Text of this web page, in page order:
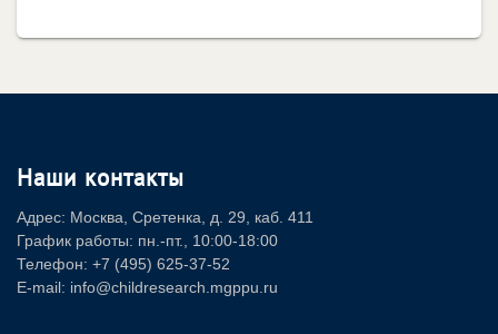
Наши контакты
Адрес: Москва, Сретенка, д. 29, каб. 411
График работы: пн.-пт., 10:00-18:00
Телефон: +7 (495) 625-37-52
E-mail: info@childresearch.mgppu.ru